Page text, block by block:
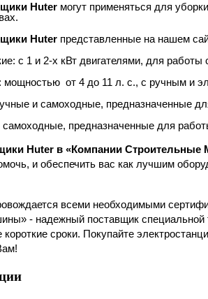
Huter могут применяться для
Huter представленные на нашем
с 1 и 2-х кВт двигателями, для
мощностью от 4 до 11 л. с., с ручным и
и самоходные, предназначенные
предназначенные для
Huter в «Компании
и обеспечить вас как лучшим
всеми необходимыми
- надежный поставщик специальной
сроки. Покупайте